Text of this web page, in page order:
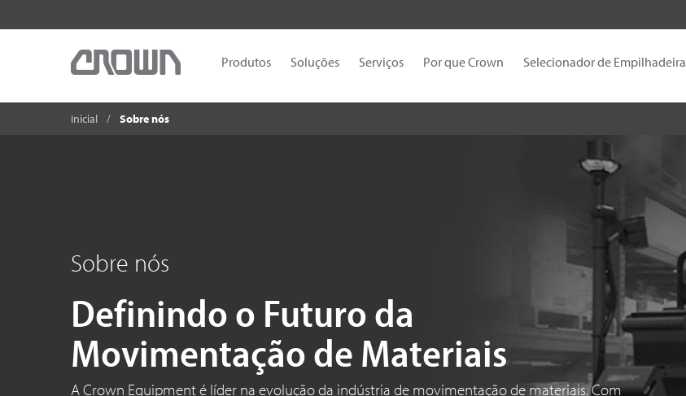
Produtos Soluções Serviços Por que Crown Selecionador de Empilhadeira
Inicial Sobre nós
Sobre nós
Definindo o Futuro da
Movimentação de Materiais
A Crown Equipment é líder na evolução da indústria de movimentação de materiais. Com